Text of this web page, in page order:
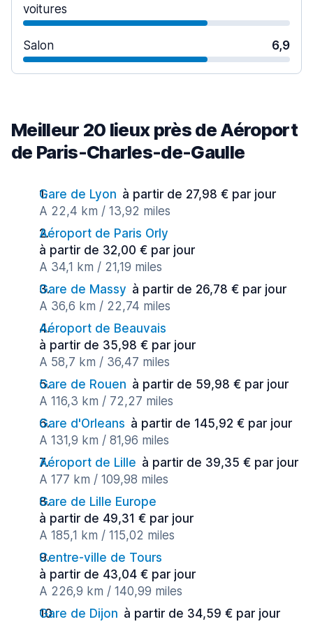
voitures
Salon 6,9
Meilleur 20 lieux près de Aéroport
de Paris-Charles-de-Gaulle
Gare de Lyon à partir de 27,98 € par jour
A 22,4 km / 13,92 miles
Aéroport de Paris Orly
à partir de 32,00 € par jour
A 34,1 km / 21,19 miles
Gare de Massy à partir de 26,78 € par jour
A 36,6 km / 22,74 miles
Aéroport de Beauvais
à partir de 35,98 € par jour
A 58,7 km / 36,47 miles
Gare de Rouen à partir de 59,98 € par jour
A 116,3 km / 72,27 miles
Gare d'Orleans à partir de 145,92 € par jour
A 131,9 km / 81,96 miles
Aéroport de Lille à partir de 39,35 € par jour
A 177 km / 109,98 miles
Gare de Lille Europe
à partir de 49,31 € par jour
A 185,1 km / 115,02 miles
Centre-ville de Tours
à partir de 43,04 € par jour
A 226,9 km / 140,99 miles
Gare de Dijon à partir de 34,59 € par jour